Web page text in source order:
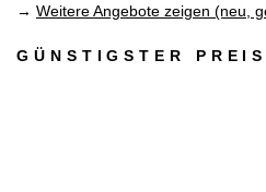
→ Weitere Angebote zeigen (neu,
GÜNSTIGSTER